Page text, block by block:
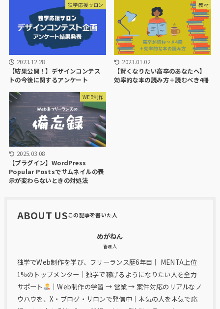
独学応援サロン
2023.12.28
【結果公開！】デザインコンテス
トの今後に関するアンケート
教材
2023.01.02
【賢くなりたい高卒のあなたヘ】
効率的な本の読み方＋読むべき4冊
WEB制作
2025.03.08
【プラグイン】WordPress
Popular Postsでサムネイルの表
示が変わらないときの対処法
ABOUT US
めがねん
管理人
独学でWeb制作を学び、フリーランス歴6年目｜ MENTA上位
1%のトップメンター｜独学で稼げるようになりたい人を全力
サポート
｜Web制作の学習 → 営業 → 案件対応のリアルなノ
ウハウを、X・ブログ・サロンで発信中｜本気の人を本気で応